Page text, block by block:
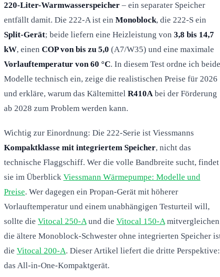
220-Liter-Warmwasserspeicher – ein separater Speicher
entfällt damit. Die 222-A ist ein Monoblock, die 222-S ein
Split-Gerät; beide liefern eine Heizleistung von 3,8 bis 14,7
kW, einen COP von bis zu 5,0 (A7/W35) und eine maximale
Vorlauftemperatur von 60 °C. In diesem Test ordne ich beide
Modelle technisch ein, zeige die realistischen Preise für 2026
und erkläre, warum das Kältemittel R410A bei der Förderung
ab 2028 zum Problem werden kann.
Wichtig zur Einordnung: Die 222-Serie ist Viessmanns
Kompaktklasse mit integriertem Speicher, nicht das
technische Flaggschiff. Wer die volle Bandbreite sucht, findet
sie im Überblick Viessmann Wärmepumpe: Modelle und
Preise. Wer dagegen ein Propan-Gerät mit höherer
Vorlauftemperatur und einem unabhängigen Testurteil will,
sollte die Vitocal 250-A und die Vitocal 150-A
die ältere Monoblock-Schwester ohne integrierten Speicher
die Vitocal 200-A. Dieser Artikel liefert die dritte Perspektive:
das All-in-One-Kompaktgerät.